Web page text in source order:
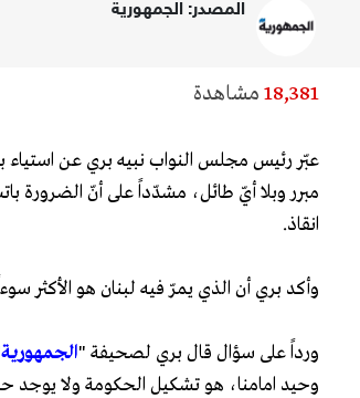
المصدر: الجمهورية
18,381 مشاهدة
عبّر رئيس مجلس النواب نبيه بري عن
مبرر وبلا أيّ طائل، مشدّداً على أنّ الضرورة
انقاذ.
وأكد بري أن الذي يمرّ فيه لبنان هو الأكثر
ورداً على سؤال قال بري لصحيفة "الجمهورية
وحيد امامنا، هو تشكيل الحكومة ولا يوجد